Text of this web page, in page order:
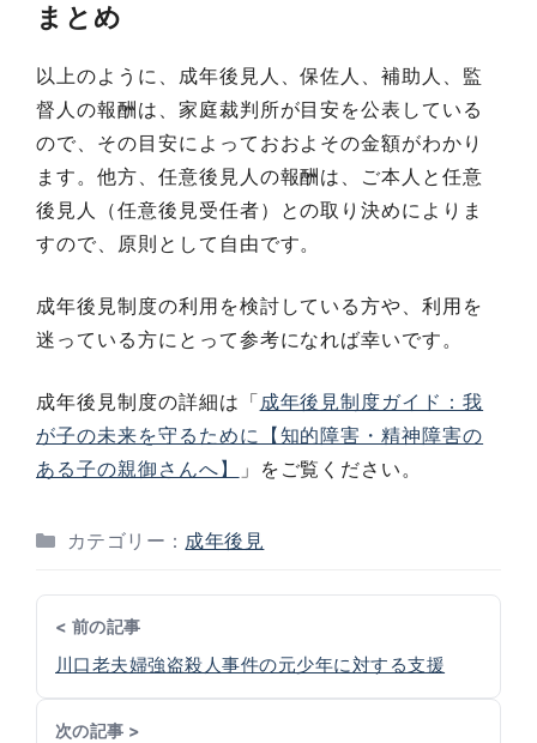
まとめ
以上のように、成年後見人、保佐人、補助人、監
督人の報酬は、家庭裁判所が目安を公表している
ので、その目安によっておおよその金額がわかり
ます。他方、任意後見人の報酬は、ご本人と任意
後見人（任意後見受任者）との取り決めによりま
すので、原則として自由です。
成年後見制度の利用を検討している方や、利用を
迷っている方にとって参考になれば幸いです。
成年後見制度の詳細は「成年後見制度ガイド：我
が子の未来を守るために【知的障害・精神障害の
ある子の親御さんへ】
」をご覧ください。
カテゴリー： 成年後見
< 前の記事
川口老夫婦強盗殺人事件の元少年に対する支援
次の記事 >